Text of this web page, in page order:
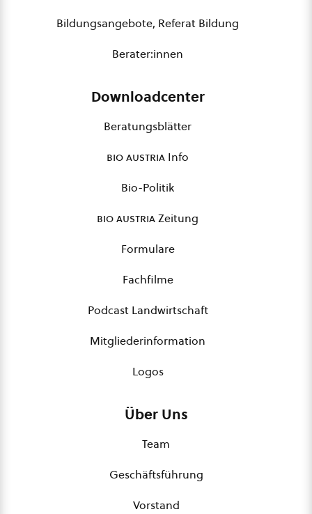
Bildungsangebote, Referat Bildung
Berater:innen
Downloadcenter
Beratungsblätter
bio austria Info
Bio-Politik
bio austriaZeitung
Formulare
Fachfilme
Podcast Landwirtschaft
Mitgliederinformation
Logos
Über Uns
Team
Geschäftsführung
Vorstand